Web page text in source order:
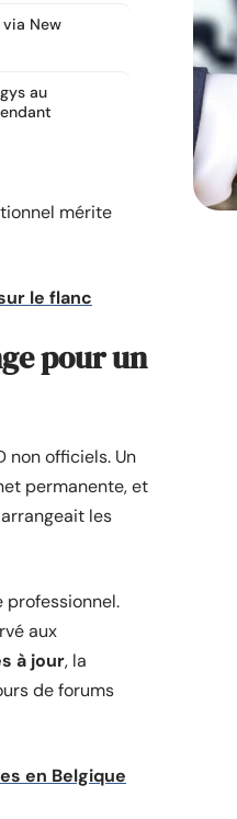
New
au
mérite
le flanc
pour un
non officiels. Un
permanente, et
les
professionnel.
aux
à jour, la
de forums
en Belgique